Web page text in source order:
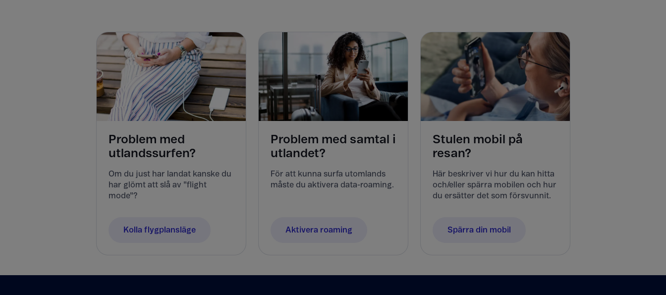
Problem med
utlandssurfen?
Om du just har landat kanske du
har glömt att slå av "flight
mode"?
Kolla flygplansläge
Problem med samtal i
utlandet?
För att kunna surfa utomlands
måste du aktivera data-roaming.
Aktivera roaming
Stulen mobil på
resan?
Här beskriver vi hur du kan hitta
och/eller spärra mobilen och hur
du ersätter det som försvunnit.
Spärra din mobil